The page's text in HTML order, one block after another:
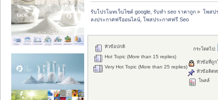
รับโปรโมทเว็บไซต์ google, รับทำ seo ราคาถูก » โพสป
ลงประกาศฟรีออนไลน์, โพสประกาศฟรี Seo
กระโดดไป:
หัวข้อปกติ
Hot Topic (More than 15 replies)
Very Hot Topic (More than 25 replies)
หัวข้อที่ถู
หัวข้อติดห
โพลล์